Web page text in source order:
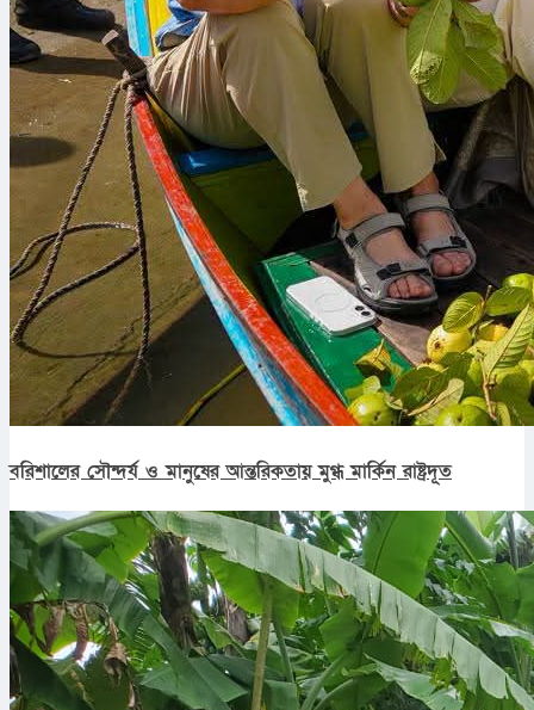
বরিশালের সৌন্দর্য ও মানুষের আন্তরিকতায় মুগ্ধ মার্কিন রাষ্ট্রদূত